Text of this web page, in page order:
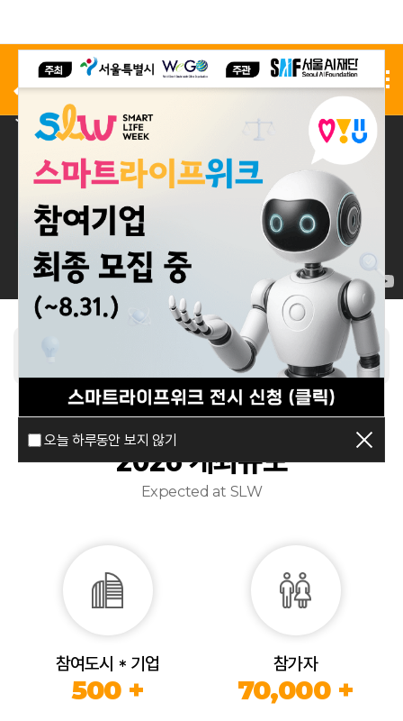
오늘 하루동안 보지 않기
사전 등록 전시 신청
2026 개최규모
Expected at SLW
참여도시 * 기업
500 +
참가자
70,000 +